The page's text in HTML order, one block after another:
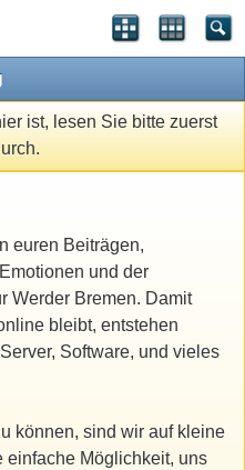
ist, lesen Sie bitte zuerst
euren Beiträgen,
und der
Werder Bremen. Damit
bleibt, entstehen
Software, und vieles
können, sind wir auf kleine
einfache Möglichkeit, uns